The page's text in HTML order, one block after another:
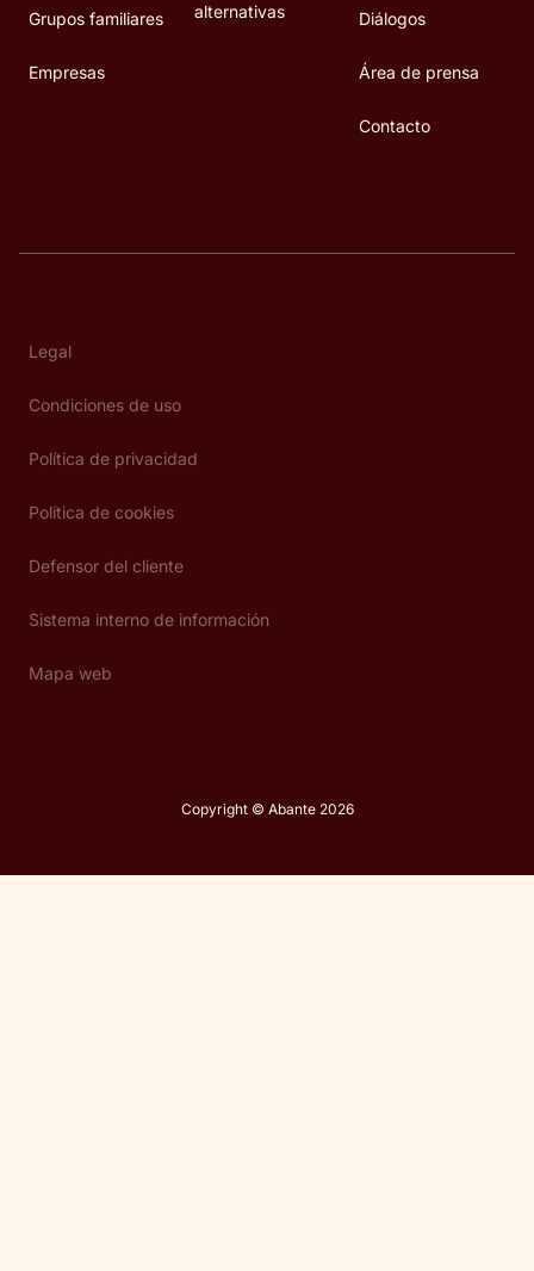
Grupos familiares
Empresas
alternativas
Diálogos
Área de prensa
Contacto
Legal
Condiciones de uso
Política de privacidad
Política de cookies
Defensor del cliente
Sistema interno de información
Mapa web
Copyright © Abante 2026